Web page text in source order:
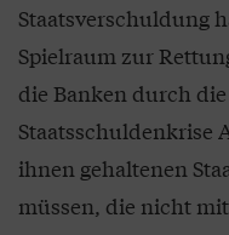
Staatsverschuldung
Spielraum zur
die Banken durch
Staatsschuldenkrise
ihnen gehaltenen
müssen, die nicht